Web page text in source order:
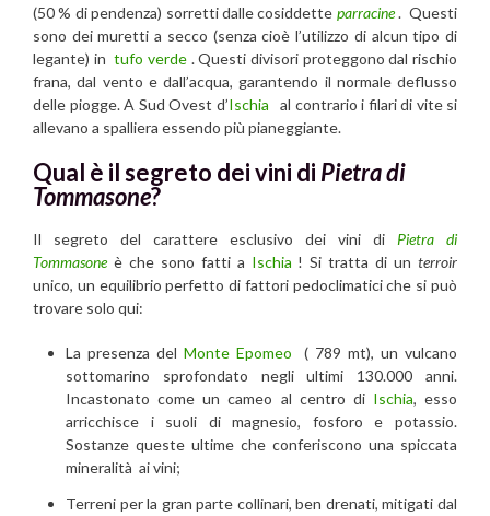
(50 % di pendenza) sorretti dalle cosiddette parracine . Questi
sono dei muretti a secco (senza cioè l’utilizzo di alcun tipo di
legante) intufo verde. Questi divisori proteggono dal rischio
frana, dal vento e dall’acqua, garantendo il normale deflusso
delle piogge. A Sud Ovest d’Ischia al contrario i filari di vite si
allevano a spalliera essendo più pianeggiante.
Qual è il segreto dei vini di Pietra di
Tommasone?
Il segreto del carattere esclusivo dei vini di Pietra di
Tommasoneè che sono fatti a Ischia ! Si tratta di un terroir
unico, un equilibrio perfetto di fattori pedoclimatici che si può
trovare solo qui:
La presenza del Monte Epomeo ( 789 mt), un vulcano
sottomarino sprofondato negli ultimi 130.000 anni.
Incastonato come un cameo al centro di Ischia, esso
arricchisce i suoli di magnesio, fosforo e potassio.
Sostanze queste ultime che conferiscono una spiccata
mineralità ai vini;
Terreni per la gran parte collinari, ben drenati, mitigati dal